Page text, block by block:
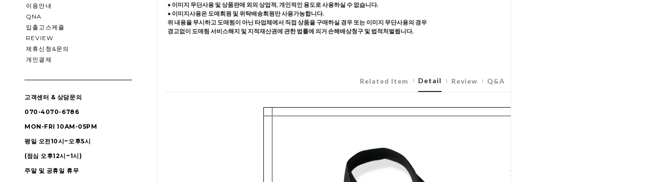
이용안내
QNA
입출고스케쥴
REVIEW
제휴신청&문의
개인결제
고객센터 & 상담문의
070-4070-6786
MON-FRI 10AM-05PM
평일 오전10시~오후5시
(점심 오후12시~1시)
주말 및 공휴일 휴무
• 이미지 무단사용 및 상품판매 외의 상업적, 개인적인 용도로 사용하실 수 없습니다.
• 이미지사용은 도매회원 및 위탁배송회원만 사용가능합니다.
위 내용을 무시하고 도매찜이 아닌 타업체에서 직접 상품을 구매하실 경우 또는 이미지 무단사용의 경우
경고없이 도매찜 서비스해지 및 지적재산권에 관한 법률에 의거 손해배상청구 및 법적처벌됩니다.
Related Item Detail Review Q&A